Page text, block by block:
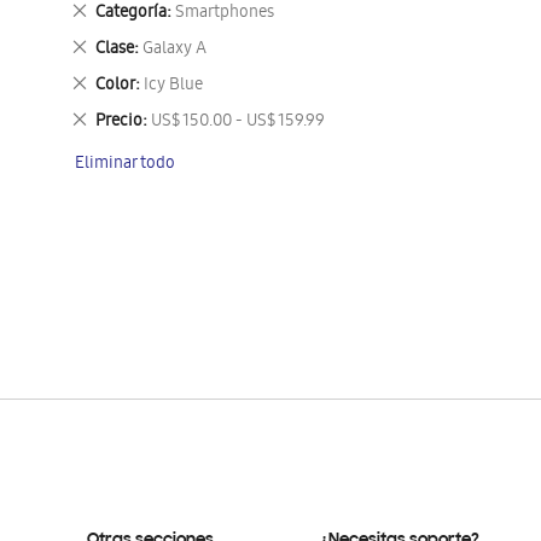
Categoría Smartphones
Eliminar
este
artículo
Clase Galaxy A
Eliminar
este
artículo
Color Icy Blue
Eliminar
este
artículo
Precio US$ 150.00 - US$ 159.99
Eliminar
artículo
Eliminar todo